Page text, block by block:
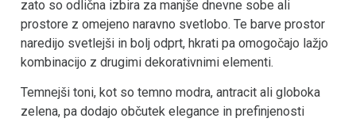
zato so odlična izbira za manjše dnevne sobe ali
prostore z omejeno naravno svetlobo. Te barve prostor
naredijo svetlejši in bolj odprt, hkrati pa omogočajo lažjo
kombinacijo z drugimi dekorativnimi elementi.
Temnejši toni, kot so temno modra, antracit ali globoka
zelena, pa dodajo občutek elegance in prefinjenosti